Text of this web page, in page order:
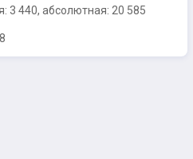
3 440, абсолютная: 20 585